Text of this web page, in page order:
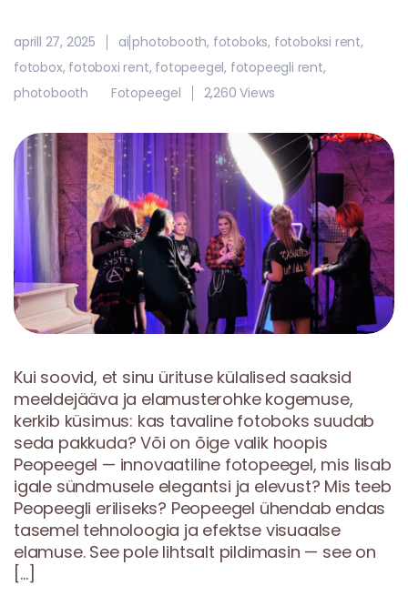
aprill 27, 2025 ai photobooth, fotoboks, fotoboksi rent,
fotobox, fotoboxi rent, fotopeegel, fotopeegli rent,
photobooth
Fotopeegel 2,260 Views
Kui soovid, et sinu ürituse külalised saaksid
meeldejääva ja elamusterohke kogemuse,
kerkib küsimus: kas tavaline fotoboks suudab
seda pakkuda? Või on õige valik hoopis
Peopeegel — innovaatiline fotopeegel, mis lisab
igale sündmusele elegantsi ja elevust? Mis teeb
Peopeegli eriliseks? Peopeegel ühendab endas
tasemel tehnoloogia ja efektse visuaalse
elamuse. See pole lihtsalt pildimasin — see on
[…]